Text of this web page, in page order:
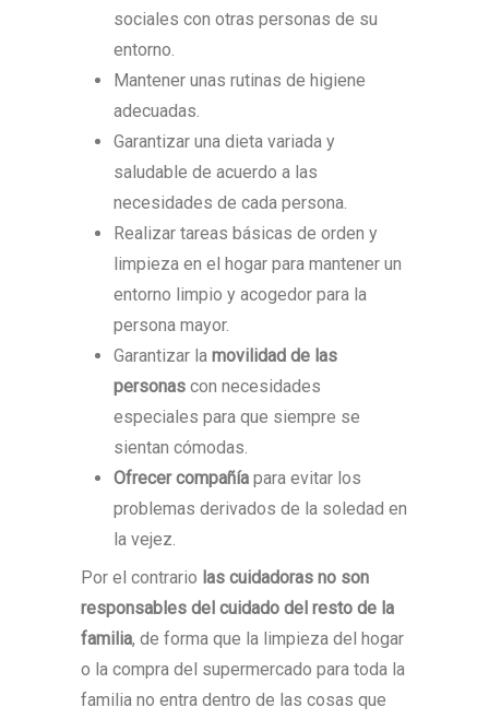
sociales con otras personas de su
entorno.
Mantener unas rutinas de higiene
adecuadas.
Garantizar una dieta variada y
saludable de acuerdo a las
necesidades de cada persona.
Realizar tareas básicas de orden y
limpieza en el hogar para mantener un
entorno limpio y acogedor para la
persona mayor.
Garantizar la movilidad de las
personas con necesidades
especiales para que siempre se
sientan cómodas.
Ofrecer compañía para evitar los
problemas derivados de la soledad en
la vejez.
Por el contrario las cuidadoras no son
responsables del cuidado del resto de la
familia, de forma que la limpieza del hogar
o la compra del supermercado para toda la
familia no entra dentro de las cosas que